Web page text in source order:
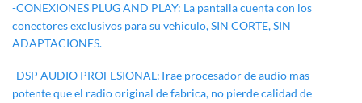
-CONEXIONES PLUG AND PLAY: La pantalla cuenta con los
conectores exclusivos para su vehiculo, SIN CORTE, SIN
ADAPTACIONES.
-DSP AUDIO PROFESIONAL:Trae procesador de audio mas
potente que el radio original de fabrica, no pierde calidad de